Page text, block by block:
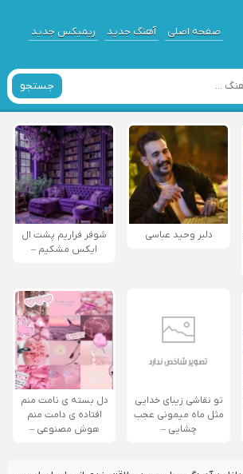
صفحه اصلی آهنگ جدید ریمیکس جدید
جستجو
دلبر وحید عباسی
شوفر فراریم پشت ال
ایکس مشکیم –
تو نقاشی زیبای خدایی
مثل ماه میمونی عجب
چشایی –
دل بسته ی نامت منم
افتاده ی دامت منم
هوش مصنوعی –